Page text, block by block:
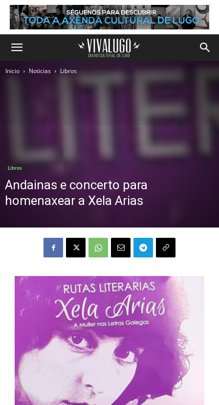
Inicio Noticias Libros
Libros
Andainas e concerto para
homenaxear a Xela Arias